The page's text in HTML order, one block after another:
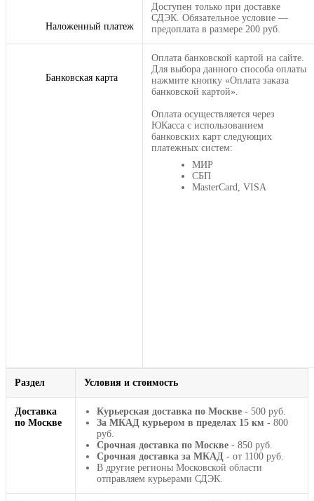
Наложенный платеж
Доступен только при доставке
СДЭК. Обязательное условие —
предоплата в размере 200 руб.
Банковская карта
Оплата банковской картой на сайте.
Для выбора данного способа оплаты
нажмите кнопку «Оплата заказа
банковской картой».
Оплата осуществляется через
ЮКасса с использованием
банковских карт следующих
платежных систем:
МИР
СБП
MasterCard, VISA
Раздел Условия и стоимость
Доставка
по Москве
Курьерская доставка по Москве - 500 руб.
За МКАД курьером в пределах 15 км - 800
руб.
Срочная доставка по Москве - 850 руб.
Срочная доставка за МКАД - от 1100 руб.
В другие регионы Московской области
отправляем курьерами СДЭК.